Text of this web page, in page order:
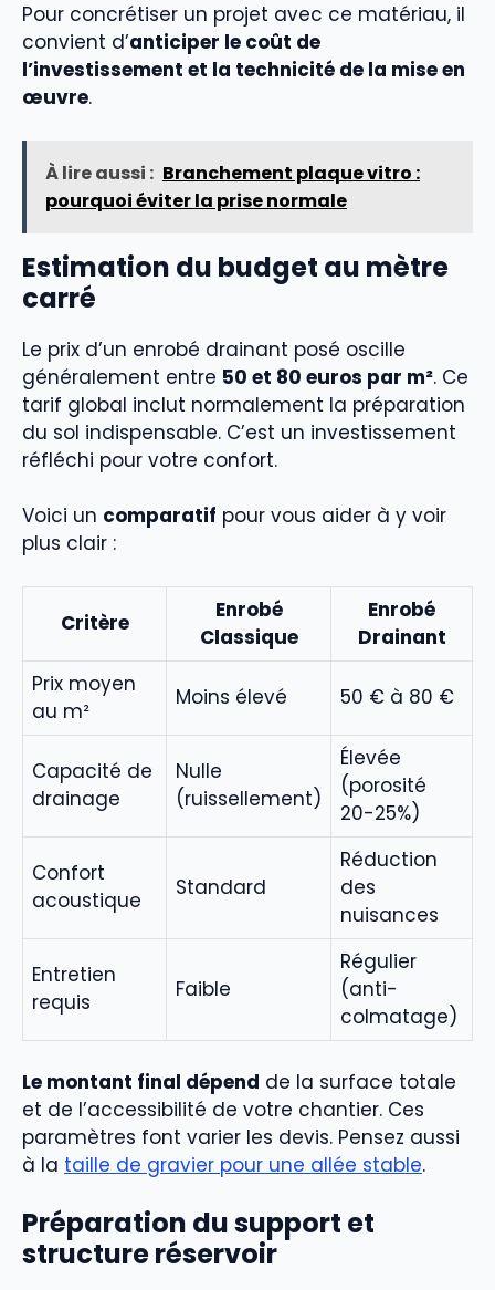
Pour concrétiser un projet avec ce matériau, il
convient d’anticiper le coût de
l’investissement et la technicité de la mise en
œuvre.
À lire aussi : Branchement plaque vitro :
pourquoi éviter la prise normale
Estimation du budget au mètre
carré
Le prix d’un enrobé drainant posé oscille
généralement entre 50 et 80 euros par m². Ce
tarif global inclut normalement la préparation
du sol indispensable. C’est un investissement
réfléchi pour votre confort.
Voici un comparatif pour vous aider à y voir
plus clair :
Critère
Enrobé
Classique
Enrobé
Drainant
Prix moyen
au m²
Moins élevé 50 € à 80 €
Capacité de
drainage
Nulle
(ruissellement)
Élevée
(porosité
20-25%)
Confort
acoustique
Standard
Réduction
des
nuisances
Entretien
requis
Faible
Régulier
(anti-
colmatage)
Le montant final dépend de la surface totale
et de l’accessibilité de votre chantier. Ces
paramètres font varier les devis. Pensez aussi
à la taille de gravier pour une allée stable.
Préparation du support et
structure réservoir